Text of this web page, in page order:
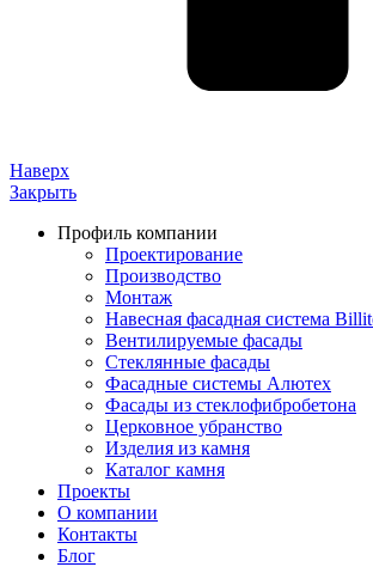
Наверх
Закрыть
Профиль компании
Проектирование
Производство
Монтаж
Навесная фасадная система
Вентилируемые фасады
Стеклянные фасады
Фасадные системы Алютех
Фасады из стеклофибробетона
Церковное убранство
Изделия из камня
Каталог камня
Проекты
О компании
Контакты
Блог